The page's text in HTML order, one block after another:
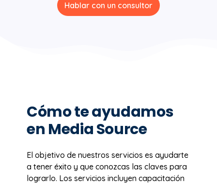
Hablar con un consultor
Cómo te ayudamos
en Media Source
El objetivo de nuestros servicios es ayudarte
a tener éxito y que conozcas las claves para
lograrlo. Los servicios incluyen capacitación